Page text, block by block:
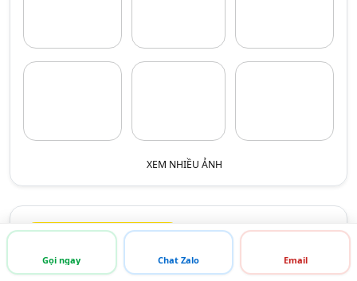
XEM NHIỀU ẢNH
THÔNG TIN LIÊN HỆ
Tên liên hệ: Hotline
Gọi ngay Chat Zalo Email